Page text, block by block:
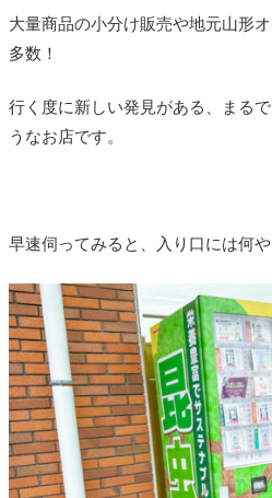
大量商品の小分け販売や地元山形
多数！
行く度に新しい発見がある、まる
うなお店です。
早速伺ってみると、入り口には何